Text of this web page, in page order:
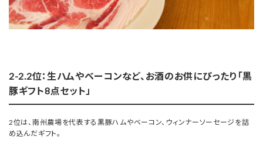
2-2.2位：生ハムやベーコンなど、お酒のお供にぴったり「黒
豚ギフト8点セット」
2位は、南州農場を代表する黒豚ハムやベーコン、ウィンナーソーセージを詰
め込んだギフト。